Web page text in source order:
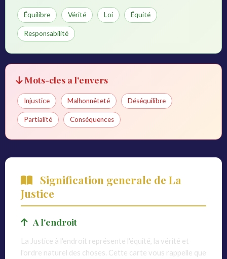
Équilibre Vérité Loi Équité
Responsabilité
Mots-cles a l'envers
Injustice Malhonnêteté Déséquilibre
Partialité Conséquences
Signification generale de La
Justice
A l'endroit
La Justice à l'endroit représente l'équité, la vérité et
l'ordre naturel des choses. Cette carte vous rappelle que